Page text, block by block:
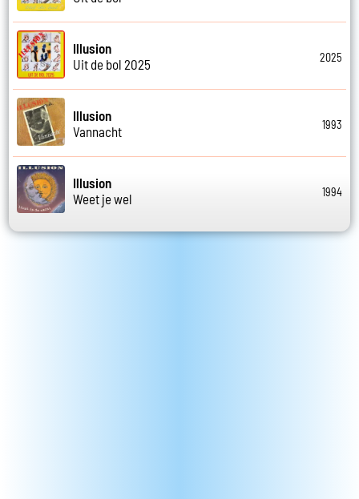
Illusion
Uit de bol 2025
2025
Illusion
Vannacht
1993
Illusion
Weet je wel
1994